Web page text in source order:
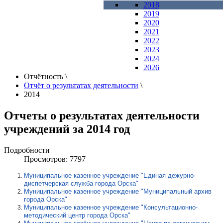
2018
2019
2020
2021
2022
2023
2024
2026
Отчётность \
Отчёт о результатах деятельности \
2014
Отчеты о результатах деятельности
учреждений за 2014 год
Подробности
Просмотров: 7797
Муниципальное казенное учреждение "Единая дежурно-
диспетчерская служба города Орска"
Муниципальное казенное учреждение "Муниципальный архив
города Орска"
Муниципальное казенное учреждение "Консультационно-
методический центр города Орска"